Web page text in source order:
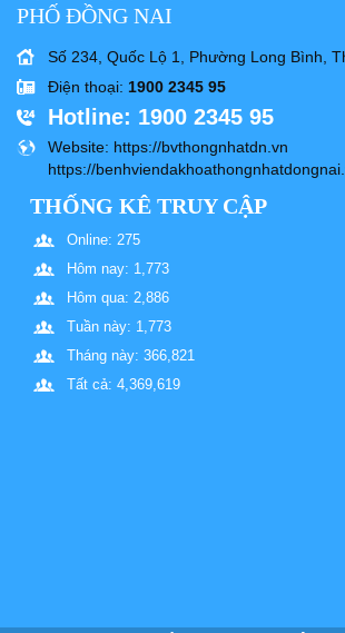
PHỐ ĐỒNG NAI
Số 234, Quốc Lộ 1, Phường Long Bình,
Điện thoại: 1900 2345 95
Hotline: 1900 2345 95
Website: https://bvthongnhatdn.vn
https://
THỐNG KÊ TRUY CẬP
Online: 275
Hôm nay: 1,773
Hôm qua: 2,886
Tuần này: 1,773
Tháng này: 366,821
Tất cả: 4,369,619